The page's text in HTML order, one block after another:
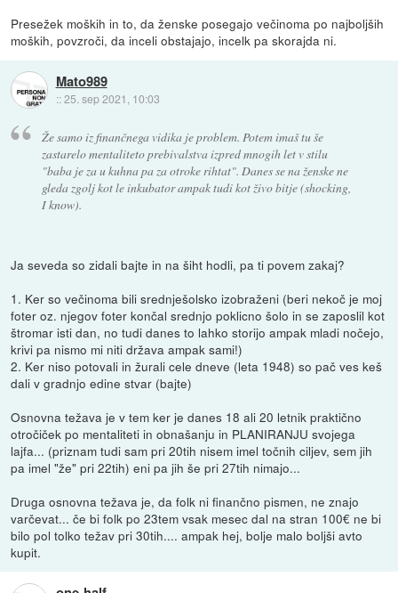
Presežek moških in to, da ženske posegajo večinoma po najboljših
moških, povzroči, da inceli obstajajo, incelk pa skorajda ni.
Mato989
::25. sep 2021, 10:03
Že samo iz finančnega vidika je problem. Potem imaš tu še
zastarelo mentaliteto prebivalstva izpred mnogih let v stilu
"baba je za u kuhna pa za otroke rihtat". Danes se na ženske ne
gleda zgolj kot le inkubator ampak tudi kot živo bitje (shocking,
I know).
Ja seveda so zidali bajte in na šiht hodli, pa ti povem zakaj?
1. Ker so večinoma bili srednješolsko izobraženi (beri nekoč je moj
foter oz. njegov foter končal srednjo poklicno šolo in se zaposlil kot
štromar isti dan, no tudi danes to lahko storijo ampak mladi nočejo,
krivi pa nismo mi niti država ampak sami!)
2. Ker niso potovali in žurali cele dneve (leta 1948) so pač ves keš
dali v gradnjo edine stvar (bajte)
Osnovna težava je v tem ker je danes 18 ali 20 letnik praktično
otročiček po mentaliteti in obnašanju in PLANIRANJU svojega
lajfa... (priznam tudi sam pri 20tih nisem imel točnih ciljev, sem jih
pa imel "že" pri 22tih) eni pa jih še pri 27tih nimajo...
Druga osnovna težava je, da folk ni finančno pismen, ne znajo
varčevat... če bi folk po 23tem vsak mesec dal na stran 100€ ne bi
bilo pol tolko težav pri 30tih.... ampak hej, bolje malo boljši avto
kupit.